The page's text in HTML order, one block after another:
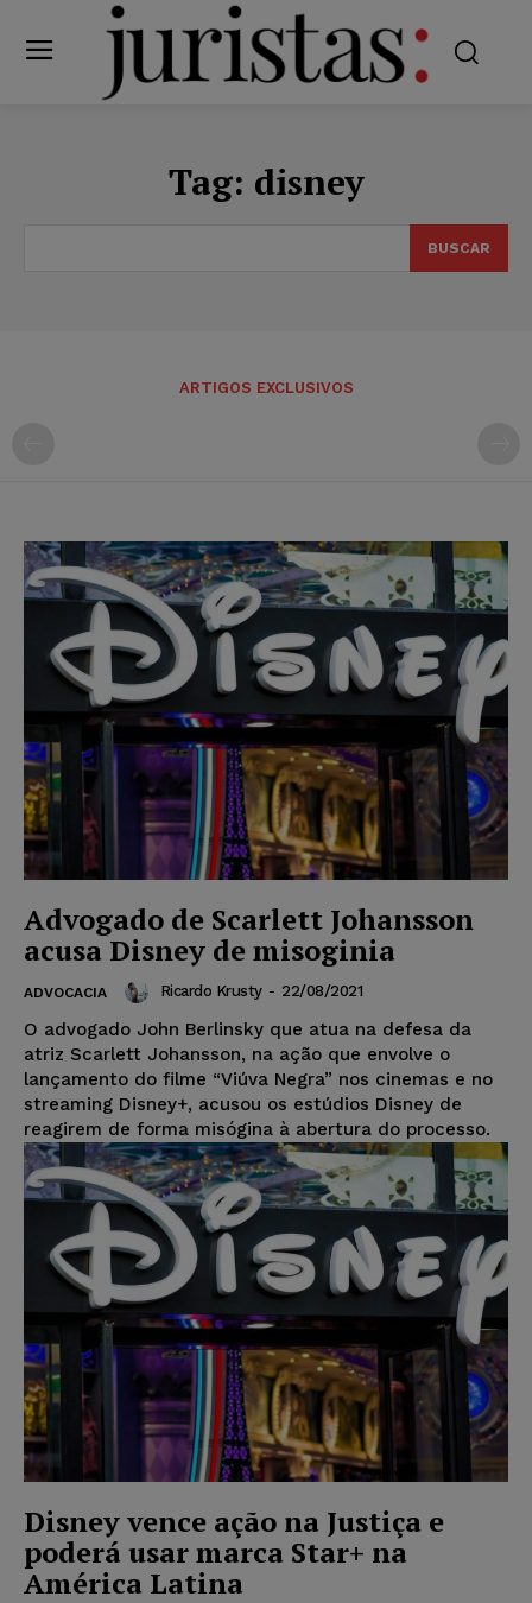
Tag: disney
BUSCAR
ARTIGOS EXCLUSIVOS
Advogado de Scarlett Johansson
acusa Disney de misoginia
ADVOCACIA Ricardo Krusty - 22/08/2021
O advogado John Berlinsky que atua na defesa da
atriz Scarlett Johansson, na ação que envolve o
lançamento do filme “Viúva Negra” nos cinemas e no
streaming Disney+, acusou os estúdios Disney de
reagirem de forma misógina à abertura do processo.
Disney vence ação na Justiça e
poderá usar marca Star+ na
América Latina